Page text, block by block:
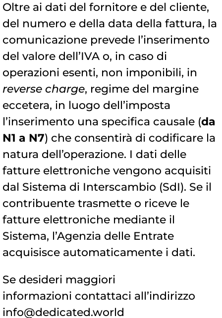
Oltre ai dati del fornitore e del cliente,
del numero e della data della fattura, la
comunicazione prevede l’inserimento
del valore dell’IVA o, in caso di
operazioni esenti, non imponibili, in
reverse charge, regime del margine
eccetera, in luogo dell’imposta
l’inserimento una specifica causale (da
N1 a N7) che consentirà di codificare la
natura dell’operazione. I dati delle
fatture elettroniche vengono acquisiti
dal Sistema di Interscambio (SdI). Se il
contribuente trasmette o riceve le
fatture elettroniche mediante il
Sistema, l’Agenzia delle Entrate
acquisisce automaticamente i dati.
Se desideri maggiori
informazioni contattaci all’indirizzo
info@dedicated.world